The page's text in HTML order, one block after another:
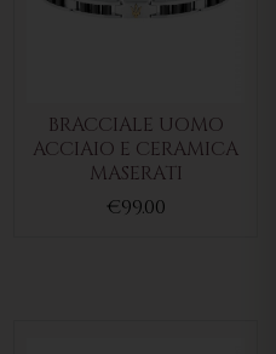
BRACCIALE UOMO
ACCIAIO E CERAMICA
MASERATI
€99.00